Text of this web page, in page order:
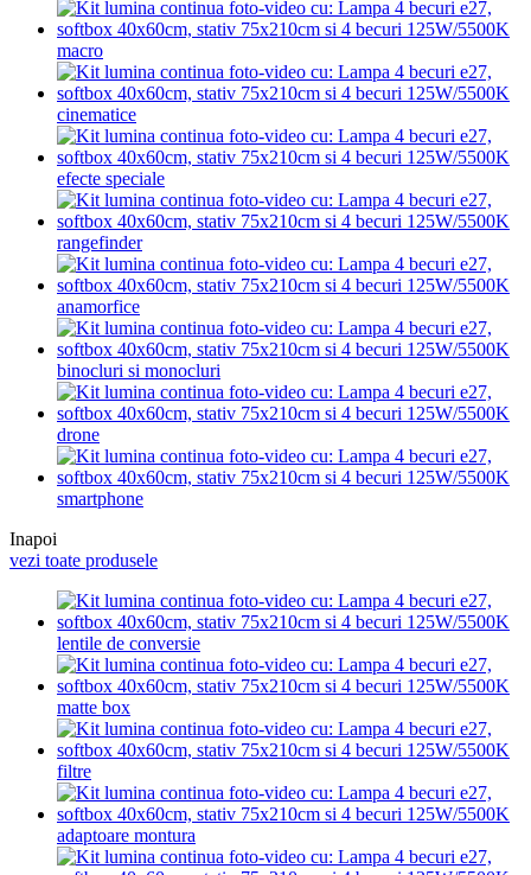
macro
cinematice
efecte speciale
rangefinder
anamorfice
binocluri si monocluri
drone
smartphone
Inapoi
vezi toate produsele
lentile de conversie
matte box
filtre
adaptoare montura